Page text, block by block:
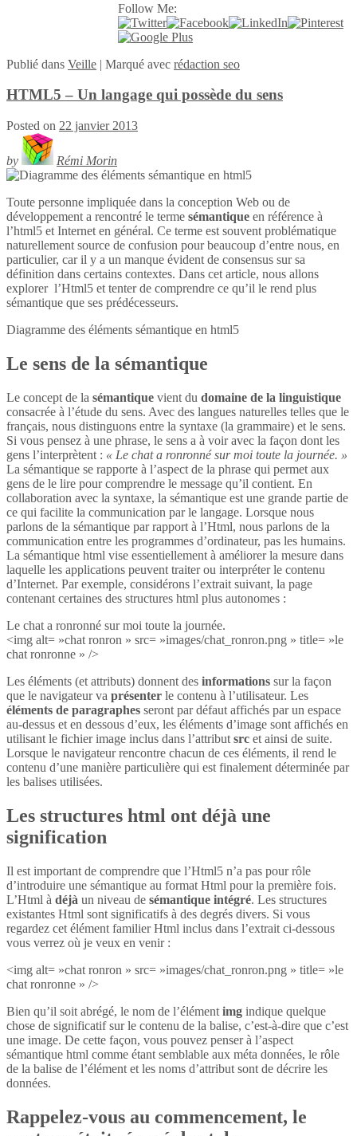
Follow Me:
Publié dans Veille | Marqué avec rédaction seo
HTML5 – Un langage qui possède du sens
Posted on 22 janvier 2013
by Rémi Morin
Toute personne impliquée dans la conception Web ou de
développement a rencontré le terme sémantique en référence à
l’html5 et Internet en général. Ce terme est souvent problématique
naturellement source de confusion pour beaucoup d’entre nous, en
particulier, car il y a un manque évident de consensus sur sa
définition dans certains contextes. Dans cet article, nous allons
explorer l’Html5 et tenter de comprendre ce qu’il le rend plus
sémantique que ses prédécesseurs.
Diagramme des éléments sémantique en html5
Le sens de la sémantique
Le concept de la sémantique vient du domaine de la linguistique
consacrée à l’étude du sens. Avec des langues naturelles telles que le
français, nous distinguons entre la syntaxe (la grammaire) et le sens.
Si vous pensez à une phrase, le sens a à voir avec la façon dont les
gens l’interprètent : « Le chat a ronronné sur moi toute la journée. »
La sémantique se rapporte à l’aspect de la phrase qui permet aux
gens de le lire pour comprendre le message qu’il contient. En
collaboration avec la syntaxe, la sémantique est une grande partie de
ce qui facilite la communication par le langage. Lorsque nous
parlons de la sémantique par rapport à l’Html, nous parlons de la
communication entre les programmes d’ordinateur, pas les humains.
La sémantique html vise essentiellement à améliorer la mesure dans
laquelle les applications peuvent traiter ou interpréter le contenu
d’Internet. Par exemple, considérons l’extrait suivant, la page
contenant certaines des structures html plus autonomes :
Le chat a ronronné sur moi toute la journée.
<img alt= »chat ronron » src= »images/chat_ronron.png » title= »le
chat ronronne » />
Les éléments (et attributs) donnent des informations sur la façon
que le navigateur va présenter le contenu à l’utilisateur. Les
éléments de paragraphes seront par défaut affichés par un espace
au-dessus et en dessous d’eux, les éléments d’image sont affichés en
utilisant le fichier image inclus dans l’attribut src et ainsi de suite.
Lorsque le navigateur rencontre chacun de ces éléments, il rend le
contenu d’une manière particulière qui est finalement déterminée par
les balises utilisées.
Les structures html ont déjà une
signification
Il est important de comprendre que l’Html5 n’a pas pour rôle
d’introduire une sémantique au format Html pour la première fois.
L’Html à déjà un niveau de sémantique intégré. Les structures
existantes Html sont significatifs à des degrés divers. Si vous
regardez cet élément familier Html inclus dans l’extrait ci-dessous
vous verrez où je veux en venir :
<img alt= »chat ronron » src= »images/chat_ronron.png » title= »le
chat ronronne » />
Bien qu’il soit abrégé, le nom de l’élément img indique quelque
chose de significatif sur le contenu de la balise, c’est-à-dire que c’est
une image. De cette façon, vous pouvez penser à l’aspect
sémantique html comme étant semblable aux méta données, le rôle
de la balise de l’élément et les noms d’attribut sont de décrire les
données.
Rappelez-vous au commencement, le